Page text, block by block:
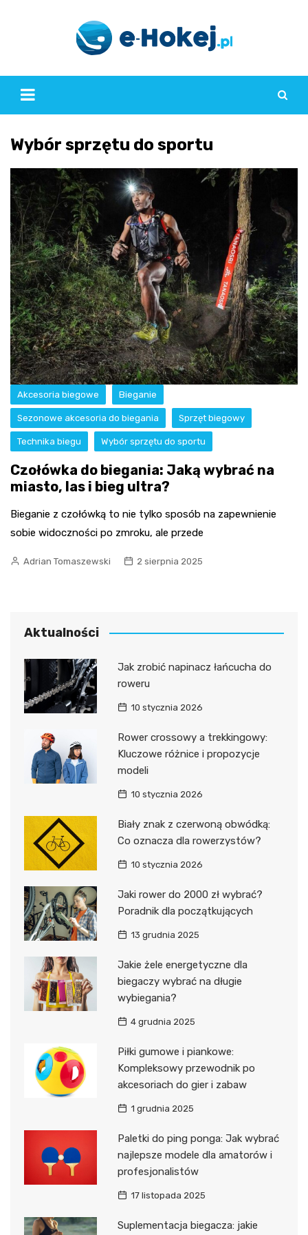
Wybór sprzętu do sportu
Akcesoria biegowe Bieganie
Sezonowe akcesoria do biegania Sprzęt biegowy
Technika biegu Wybór sprzętu do sportu
Czołówka do biegania: Jaką wybrać na
miasto, las i bieg ultra?
Bieganie z czołówką to nie tylko sposób na zapewnienie
sobie widoczności po zmroku, ale przede
Adrian Tomaszewski 2 sierpnia 2025
Aktualności
Jak zrobić napinacz łańcucha do
roweru
10 stycznia 2026
Rower crossowy a trekkingowy:
Kluczowe różnice i propozycje
modeli
10 stycznia 2026
Biały znak z czerwoną obwódką:
Co oznacza dla rowerzystów?
10 stycznia 2026
Jaki rower do 2000 zł wybrać?
Poradnik dla początkujących
13 grudnia 2025
Jakie żele energetyczne dla
biegaczy wybrać na długie
wybiegania?
4 grudnia 2025
Piłki gumowe i piankowe:
Kompleksowy przewodnik po
akcesoriach do gier i zabaw
1 grudnia 2025
Paletki do ping ponga: Jak wybrać
najlepsze modele dla amatorów i
profesjonalistów
17 listopada 2025
Suplementacja biegacza: jakie